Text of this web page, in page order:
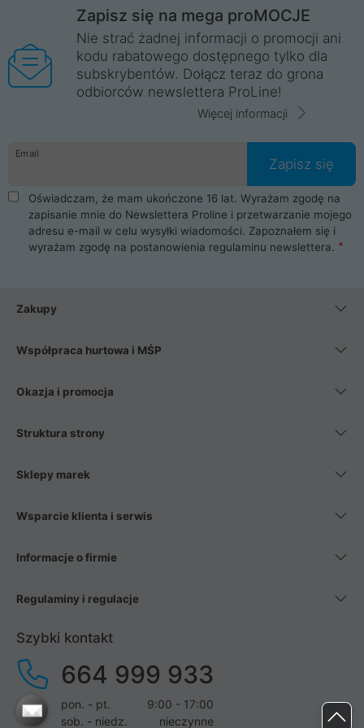
Zapisz się na mega proMOCJE
Nie strać żadnej informacji o promocji ani
kodu rabatowego dostępnego tylko dla
subskrybentów. Dołącz teraz do grona
odbiorców newslettera ProLine!
Więcej informacji
Email
Zapisz się
Oświadczam, że mam ukończone 16 lat. Wyrażam zgodę na
zapisanie mnie do Newslettera Proline i przetwarzanie mojego
adresu e-mail w celu wysyłki wiadomości. Zapoznałem się i
wyrażam zgodę na postanowienia regulaminu newslettera.
Zakupy
Współpraca hurtowa i MŚP
Okazja i promocja
Struktura strony
Sklepy marek
Wsparcie klienta i serwis
Informacje o firmie
Regulaminy i regulacje
Szybki kontakt
664 999 933
pon. - pt.
9:00 - 17:00
sob. - niedz.
nieczynne